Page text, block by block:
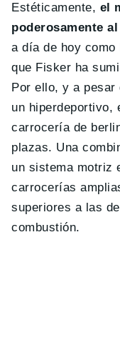
Estéticamente, el
poderosamente
a día de hoy como
que Fisker ha
Por ello, y a pesar
un hiperdeportivo,
carrocería de
plazas. Una
un sistema motriz
carrocerías
superiores a las
combustión.